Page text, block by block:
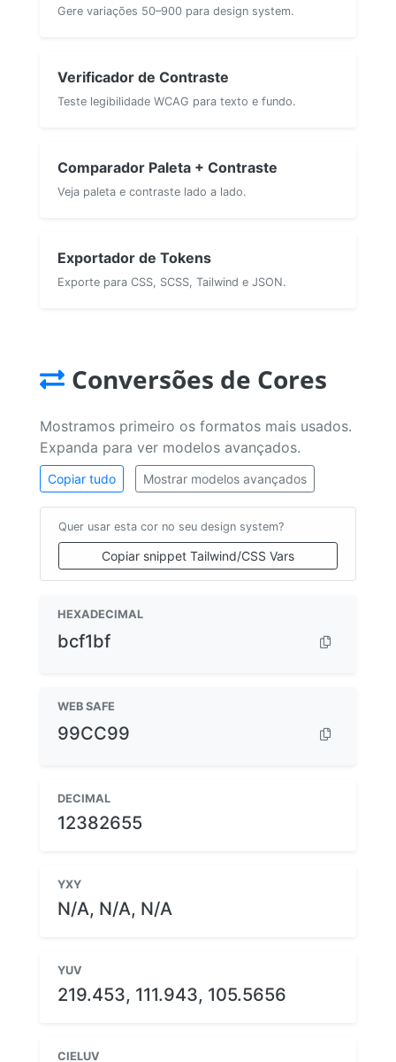
Gere variações 50–900 para design system.
Verificador de Contraste
Teste legibilidade WCAG para texto e fundo.
Comparador Paleta + Contraste
Veja paleta e contraste lado a lado.
Exportador de Tokens
Exporte para CSS, SCSS, Tailwind e JSON.
Conversões de Cores
Mostramos primeiro os formatos mais usados.
Expanda para ver modelos avançados.
Copiar tudo Mostrar modelos avançados
Quer usar esta cor no seu design system?
Copiar snippet Tailwind/CSS Vars
HEXADECIMAL
bcf1bf
WEB SAFE
99CC99
DECIMAL
12382655
YXY
N/A, N/A, N/A
YUV
219.453, 111.943, 105.5656
CIELUV